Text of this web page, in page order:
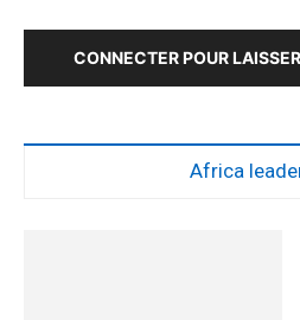
CONNECTER POUR
Africa